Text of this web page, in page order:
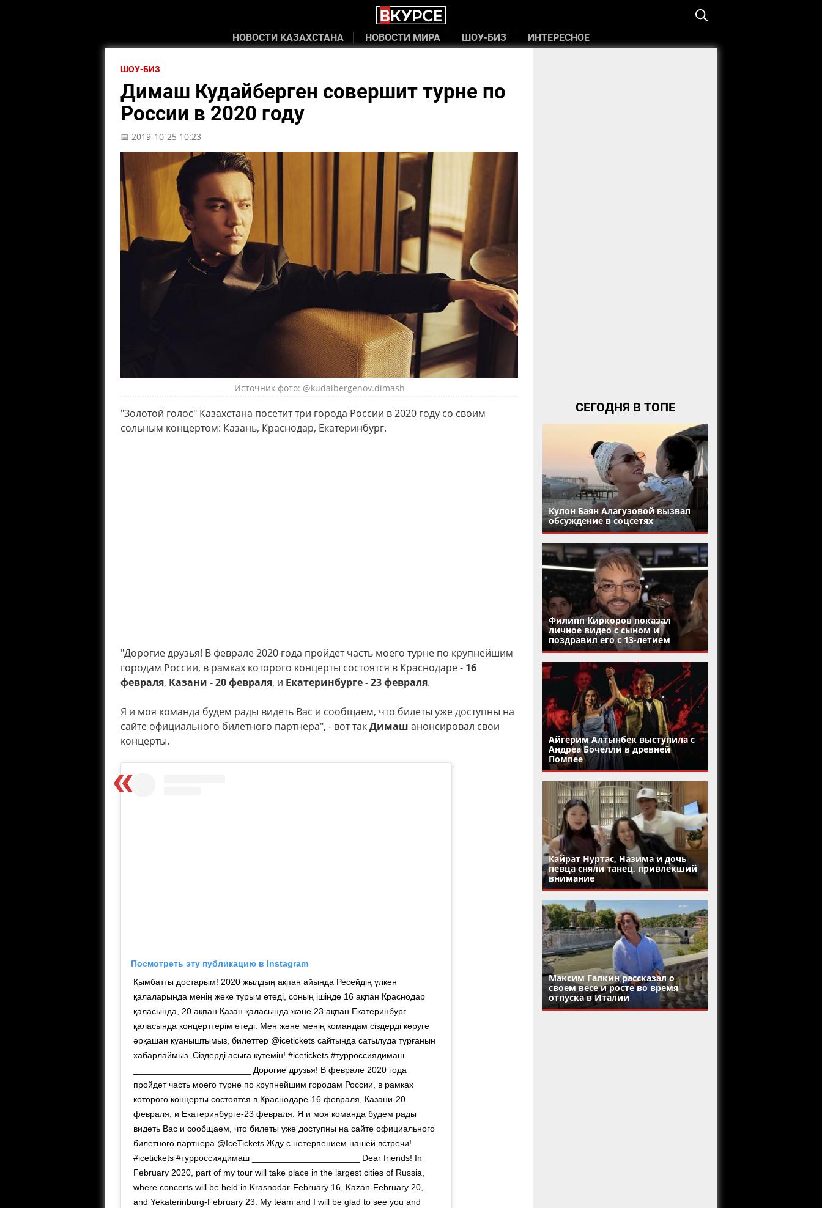
НОВОСТИ КАЗАХСТАНА НОВОСТИ МИРА ШОУ-БИЗ ИНТЕРЕСНОЕ
ШОУ-БИЗ
Димаш Кудайберген совершит турне по
России в 2020 году
📅 2019-10-25 10:23
Источник фото: @kudaibergenov.dimash
"Золотой голос" Казахстана посетит три города России в 2020 году со своим
сольным концертом: Казань, Краснодар, Екатеринбург.
"Дорогие друзья! В феврале 2020 года пройдет часть моего турне по крупнейшим
городам России, в рамках которого концерты состоятся в Краснодаре - 16
февраля, Казани - 20 февраля, и Екатеринбурге - 23 февраля.
Я и моя команда будем рады видеть Вас и сообщаем, что билеты уже доступны на
сайте официального билетного партнера", - вот такДимаш анонсировал свои
концерты.
Посмотреть эту публикацию в Instagram
Қымбатты достарым! 2020 жылдың ақпан айында Ресейдiң үлкен
қалаларында менiң жеке турым өтедi, соның iшiнде 16 ақпан Краснодар
қаласында, 20 ақпан Қазан қаласында және 23 ақпан Екатеринбург
қаласында концерттерiм өтедi. Мен және менiң командам сiздердi көруге
әрқашан қуаныштымыз, билеттер @icetickets сайтында сатылуда тұрғанын
хабарлаймыз. Сiздердi асыға күтемiн! #icetickets #турроссиядимаш
________________________ Дорогие друзья! В феврале 2020 года
пройдет часть моего турне по крупнейшим городам России, в рамках
которого концерты состоятся в Краснодаре-16 февраля, Казани-20
февраля, и Екатеринбурге-23 февраля. Я и моя команда будем рады
видеть Вас и сообщаем, что билеты уже доступны на сайте официального
билетного партнера @IceTickets Жду с нетерпением нашей встречи!
#icetickets #турроссиядимаш ______________________ Dear friends! In
February 2020, part of my tour will take place in the largest cities of Russia,
where concerts will be held in Krasnodar-February 16, Kazan-February 20,
and Yekaterinburg-February 23. My team and I will be glad to see you and
СЕГОДНЯ В ТОПЕ
Кулон Баян Алагузовой вызвал
обсуждение в соцсетях
Филипп Киркоров показал
личное видео с сыном и
поздравил его с 13-летием
Айгерим Алтынбек выступила с
Андреа Бочелли в древней
Помпее
Кайрат Нуртас, Назима и дочь
певца сняли танец, привлекший
внимание
Максим Галкин рассказал о
своем весе и росте во время
отпуска в Италии